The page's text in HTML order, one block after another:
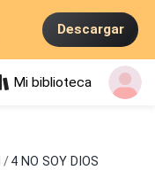
Descargar
Mi biblioteca
/ 4 NO SOY DIOS